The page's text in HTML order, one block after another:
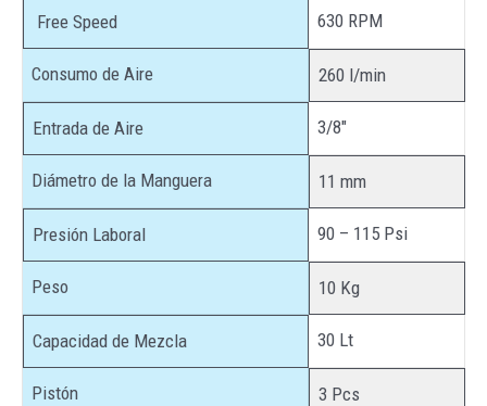
Free Speed 630 RPM
Consumo de Aire 260 l/min
Entrada de Aire 3/8″
Diámetro de la Manguera 11 mm
Presión Laboral 90 – 115 Psi
Peso 10 Kg
Capacidad de Mezcla 30 Lt
Pistón 3 Pcs